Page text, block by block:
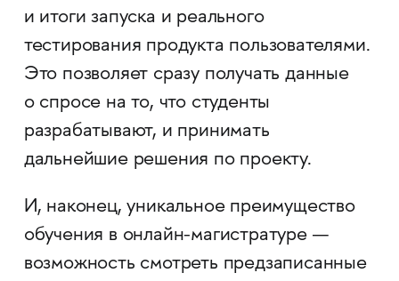
и итоги запуска и реального
тестирования продукта пользователями.
Это позволяет сразу получать данные
о спросе на то, что студенты
разрабатывают, и принимать
дальнейшие решения по проекту.
И, наконец, уникальное преимущество
обучения в онлайн-магистратуре —
возможность смотреть предзаписанные